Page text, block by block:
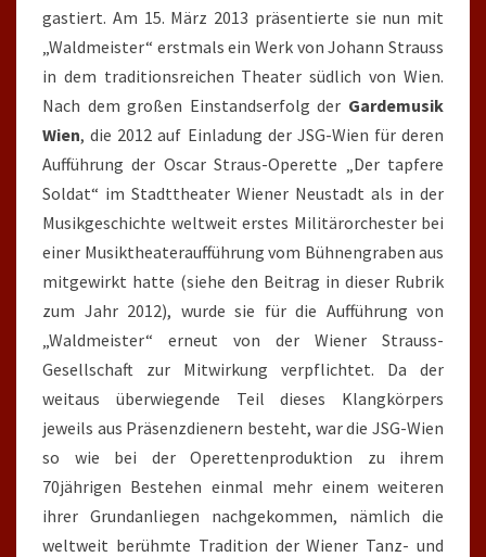
gastiert. Am 15. März 2013 präsentierte sie nun mit
„Waldmeister“ erstmals ein Werk von Johann Strauss
in dem traditionsreichen Theater südlich von Wien.
Nach dem großen Einstandserfolg der Gardemusik
Wien, die 2012 auf Einladung der JSG-Wien für deren
Aufführung der Oscar Straus-Operette „Der tapfere
Soldat“ im Stadttheater Wiener Neustadt als in der
Musikgeschichte weltweit erstes Militärorchester bei
einer Musiktheateraufführung vom Bühnengraben aus
mitgewirkt hatte (siehe den Beitrag in dieser Rubrik
zum Jahr 2012), wurde sie für die Aufführung von
„Waldmeister“ erneut von der Wiener Strauss-
Gesellschaft zur Mitwirkung verpflichtet. Da der
weitaus überwiegende Teil dieses Klangkörpers
jeweils aus Präsenzdienern besteht, war die JSG-Wien
so wie bei der Operettenproduktion zu ihrem
70jährigen Bestehen einmal mehr einem weiteren
ihrer Grundanliegen nachgekommen, nämlich die
weltweit berühmte Tradition der Wiener Tanz- und